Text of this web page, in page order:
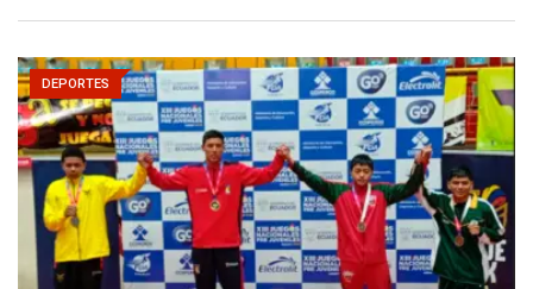
DEPORTES